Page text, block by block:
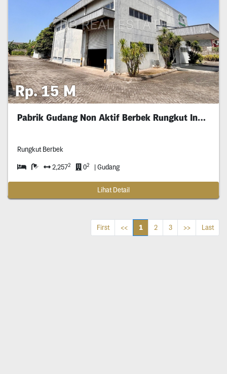
Rp. 15 M
Pabrik Gudang Non Aktif Berbek Rungkut Industri
Rungkut Berbek
2,2572 02 | Gudang
Lihat Detail
First << 1 2 3 >> Last